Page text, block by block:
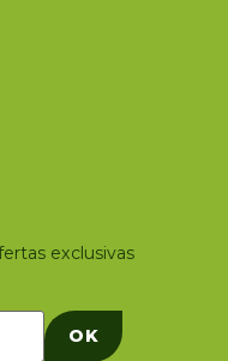
exclusivas
OK